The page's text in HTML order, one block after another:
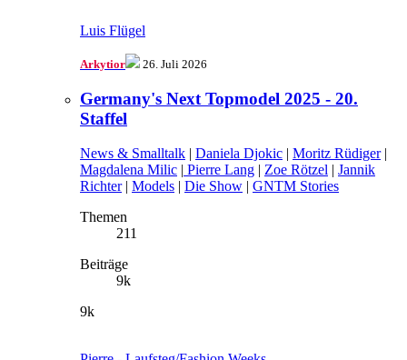
Luis Flügel
Arkytior 26. Juli 2026
Germany's Next Topmodel 2025 - 20.
Staffel
News & Smalltalk Daniela Djokic Moritz Rüdiger|
Magdalena Milic
Pierre Lang Zoe Rötzel
Jannik
Richter| Models Die Show
GNTM Stories
Themen
211
Beiträge
9k
9k